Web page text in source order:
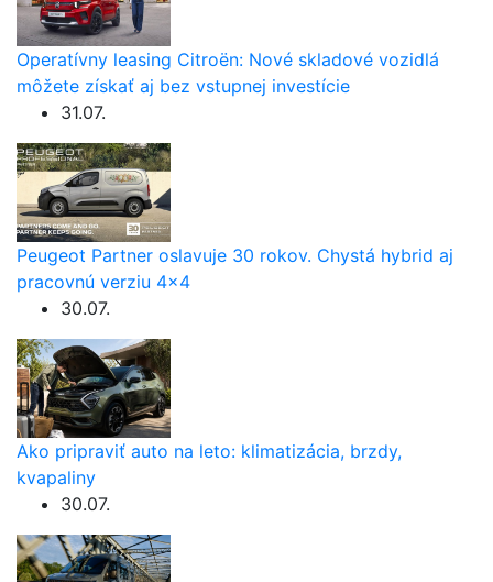
Operatívny leasing Citroën: Nové skladové vozidlá
môžete získať aj bez vstupnej investície
31.07.
Peugeot Partner oslavuje 30 rokov. Chystá hybrid aj
pracovnú verziu 4×4
30.07.
Ako pripraviť auto na leto: klimatizácia, brzdy,
kvapaliny
30.07.